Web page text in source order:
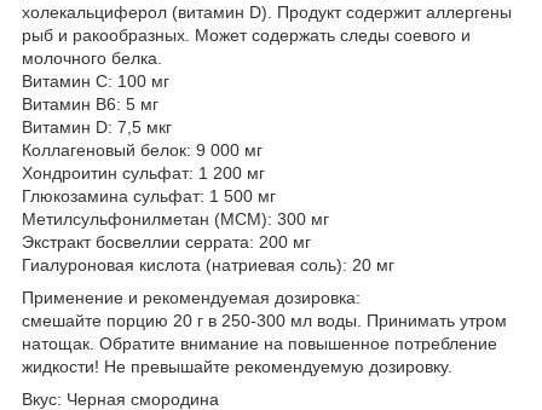
холекальциферол (витамин D). Продукт содержит аллергены
рыб и ракообразных. Может содержать следы соевого и
молочного белка.
Витамин C: 100 мг
Витамин В6: 5 мг
Витамин D: 7,5 мкг
Коллагеновый белок: 9 000 мг
Хондроитин сульфат: 1 200 мг
Глюкозамина сульфат: 1 500 мг
Метилсульфонилметан (МСМ): 300 мг
Экстракт босвеллии серрата: 200 мг
Гиалуроновая кислота (натриевая соль): 20 мг
Применение и рекомендуемая дозировка:
смешайте порцию 20 г в 250-300 мл воды. Принимать утром
натощак. Обратите внимание на повышенное потребление
жидкости! Не превышайте рекомендуемую дозировку.
Вкус: Черная смородина